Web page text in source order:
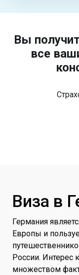
Вы
все
Виза в
Германия
Европы и
России. Интерес
множеством